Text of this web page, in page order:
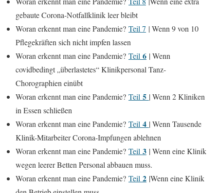
gebaute Corona-Notfallklinik leer bleibt
Woran erkennt man eine Pandemie? Teil 7 | Wenn 9 von 10
Pflegekräften sich nicht impfen lassen
Woran erkennt man eine Pandemie? Teil 6 | Wenn
covidbedingt „überlastetes“ Klinikpersonal Tanz-
Chorographien einübt
Woran erkennt man eine Pandemie? Teil 5 | Wenn 2 Kliniken
in Essen schließen
Woran erkennt man eine Pandemie? Teil 4 | Wenn Tausende
Klinik-Mitarbeiter Corona-Impfungen ablehnen
Woran erkennt man eine Pandemie? Teil 3 | Wenn eine Klinik
wegen leerer Betten Personal abbauen muss.
Woran erkennt man eine Pandemie? Teil 2 |Wenn eine Klinik